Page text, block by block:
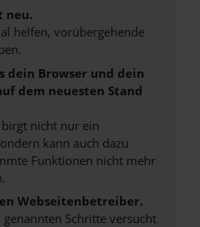
neu.
helfen, vorübergehende
dein Browser und dein
dem neuesten Stand
nicht nur ein
kann auch dazu
Funktionen nicht mehr
Webseitenbetreiber.
Schritte versucht